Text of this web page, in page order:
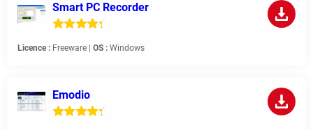
Smart PC Recorder
Licence : Freeware | OS : Windows
Emodio